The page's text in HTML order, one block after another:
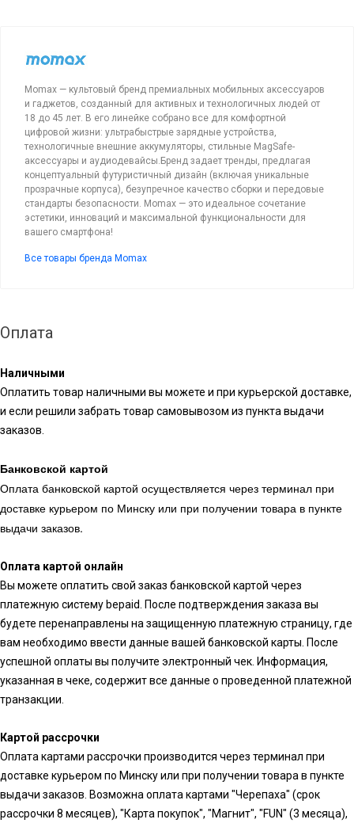
Momax — культовый бренд премиальных мобильных аксессуаров
и гаджетов, созданный для активных и технологичных людей от
18 до 45 лет. В его линейке собрано все для комфортной
цифровой жизни: ультрабыстрые зарядные устройства,
технологичные внешние аккумуляторы, стильные MagSafe-
аксессуары и аудиодевайсы.Бренд задает тренды, предлагая
концептуальный футуристичный дизайн (включая уникальные
прозрачные корпуса), безупречное качество сборки и передовые
стандарты безопасности. Momax — это идеальное сочетание
эстетики, инноваций и максимальной функциональности для
вашего смартфона!
Все товары бренда Momax
Оплата
Наличными
Оплатить товар наличными вы можете и при курьерской доставке,
и если решили забрать товар самовывозом из пункта выдачи
заказов.
Банковской картой
Оплата банковской картой осуществляется через терминал при
доставке курьером по Минску или при получении товара в пункте
выдачи заказов.
Оплата картой онлайн
Вы можете оплатить свой заказ банковской картой через
платежную систему bepaid. После подтверждения заказа вы
будете перенаправлены на защищенную платежную страницу, где
вам необходимо ввести данные вашей банковской карты. После
успешной оплаты вы получите электронный чек. Информация,
указанная в чеке, содержит все данные о проведенной платежной
транзакции.
Картой рассрочки
Оплата картами рассрочки производится через терминал при
доставке курьером по Минску или при получении товара в пункте
выдачи заказов. Возможна оплата картами "Черепаха" (срок
рассрочки 8 месяцев), "Карта покупок", "Магнит", "FUN" (3 месяца),